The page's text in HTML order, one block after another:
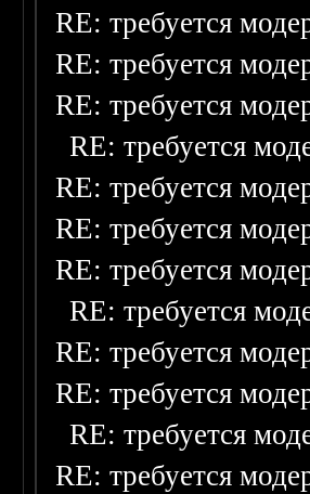
RE: требуется
RE: требуется
RE: требуется
RE: требуется
RE: требуется
RE: требуется
RE: требуется
RE: требуется
RE: требуется
RE: требуется
RE: требуется
RE: требуется